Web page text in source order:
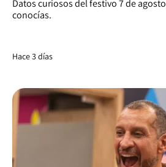
Datos curiosos del festivo 7 de
conocías.
Hace 3 días